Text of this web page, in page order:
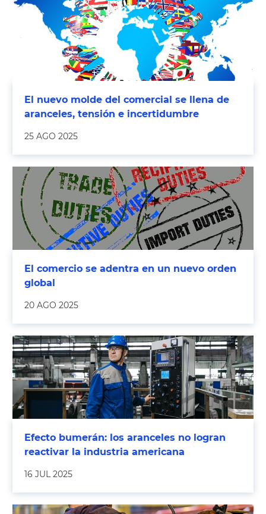
El nuevo molde del comercial se llena de
aranceles, tensión e incertidumbre
25 AGO 2025
El comercio se adentra en un nuevo orden
global
20 AGO 2025
Efecto bumerán: los aranceles no logran
reactivar la industria americana
16 JUL 2025